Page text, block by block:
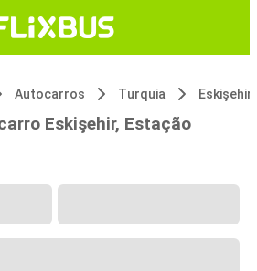
Autocarros Turquia
Eskişehir, Estação